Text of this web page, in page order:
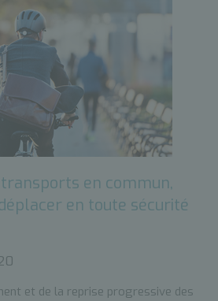
en commun,
en toute sécurité
et de la reprise progressive des